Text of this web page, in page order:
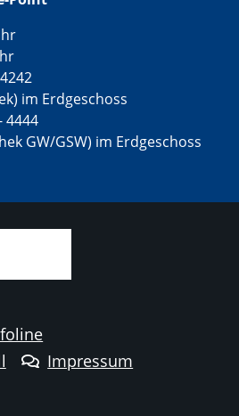
im Erdgeschoss
4444
GW/GSW) im Erdgeschoss
Impressum